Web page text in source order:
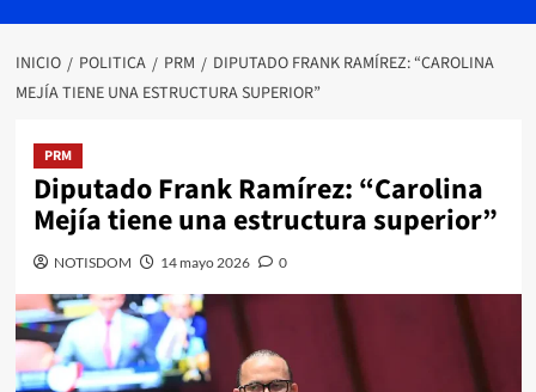
INICIO POLITICA PRM
DIPUTADO FRANK RAMÍREZ: “CAROLINA
MEJÍA TIENE UNA ESTRUCTURA SUPERIOR”
PRM
Diputado Frank Ramírez: “Carolina
Mejía tiene una estructura superior”
NOTISDOM 14 mayo 2026 0